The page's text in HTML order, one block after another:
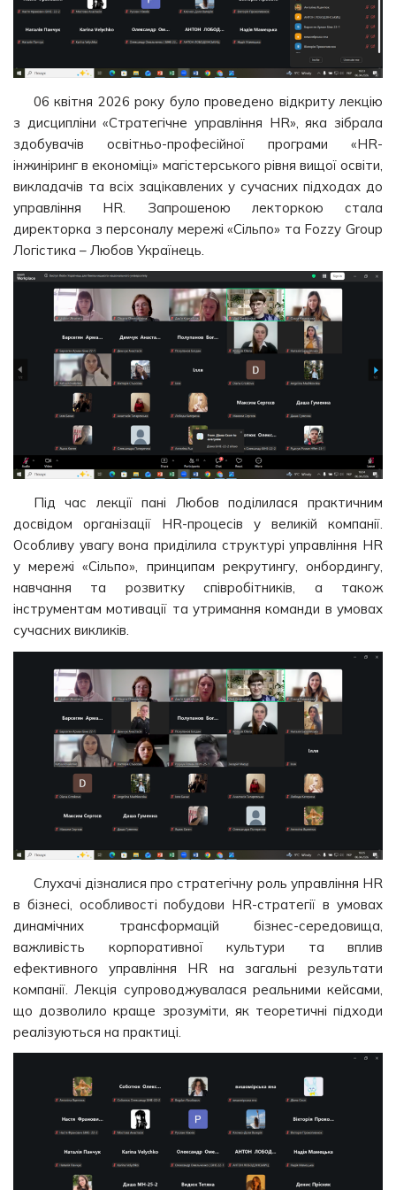
06 квітня 2026 року було проведено відкриту лекцію
з дисципліни «Стратегічне управління HR», яка зібрала
здобувачів освітньо-професійної програми «HR-
інжиніринг в економіці» магістерського рівня вищої освіти,
викладачів та всіх зацікавлених у сучасних підходах до
управління HR. Запрошеною лекторкою стала
директорка з персоналу мережі «Сільпо» та Fozzy Group
Логістика – Любов Українець.
Під час лекції пані Любов поділилася практичним
досвідом організації HR-процесів у великій компанії.
Особливу увагу вона приділила структурі управління HR
у мережі «Сільпо», принципам рекрутингу, онбордингу,
навчання та розвитку співробітників, а також
інструментам мотивації та утримання команди в умовах
сучасних викликів.
Слухачі дізналися про стратегічну роль управління HR
в бізнесі, особливості побудови HR-стратегії в умовах
динамічних трансформацій бізнес-середовища,
важливість корпоративної культури та вплив
ефективного управління HR на загальні результати
компанії. Лекція супроводжувалася реальними кейсами,
що дозволило краще зрозуміти, як теоретичні підходи
реалізуються на практиці.